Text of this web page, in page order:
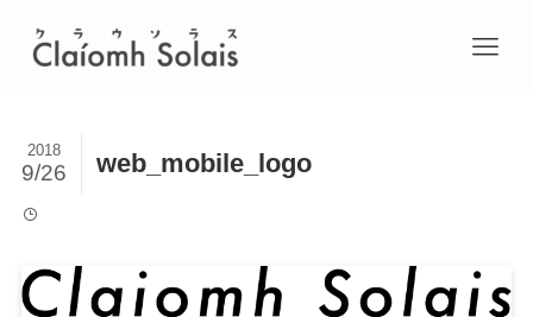
web_mobile_logo
2018
9/26